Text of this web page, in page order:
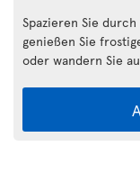
Spazieren Sie
genießen Sie
oder wandern Sie